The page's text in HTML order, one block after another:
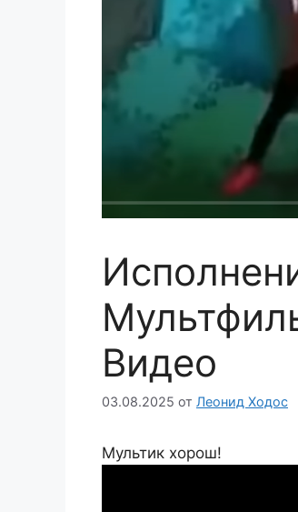
Видео
03.08.2025 от Леонид Ходос
Мультик хорош!